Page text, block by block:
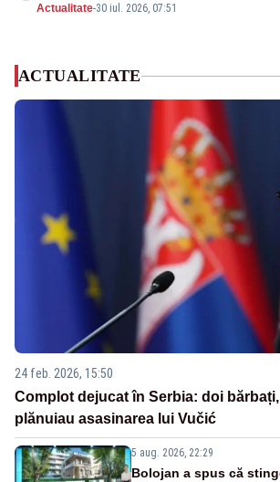
Actualitate-30 iul. 2026, 07:51
ACTUALITATE
24 feb. 2026, 15:50
Complot dejucat în Serbia: doi
plănuiau asasinarea lui Vučić
5 aug. 2026, 22:29
Bolojan a spus că